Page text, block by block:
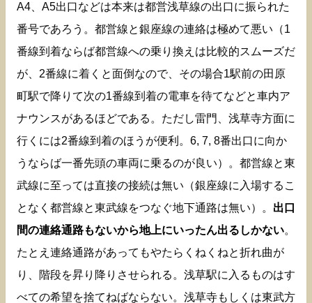
A4、A5出口などは本来は都営浅草線の出口に振られた
番号であろう。都営線と銀座線の連絡は極めて悪い（1
番線到着ならば都営線への乗り換えは比較的スムーズだ
が、2番線に着くと面倒なので、その場合1駅前の田原
町駅で降りて次の1番線到着の電車を待てなどと車内ア
ナウンスがあるほどである。ただし雷門、浅草寺方面に
行くには2番線到着のほうが便利。6, 7, 8番出口に向か
うならば一番先頭の車両に乗るのが良い）。都営線と東
武線に至っては直接の接続は無い（銀座線に入場するこ
となく都営線と東武線をつなぐ地下通路は無い）。 出口
間の連絡通路もないから地上にいったん出るしかない。
たとえ連絡通路があってもやたらくねくねと折れ曲が
り、階段を昇り降りさせられる。浅草駅に入るものはす
べての希望を捨てねばならない。浅草寺もしくは東武方